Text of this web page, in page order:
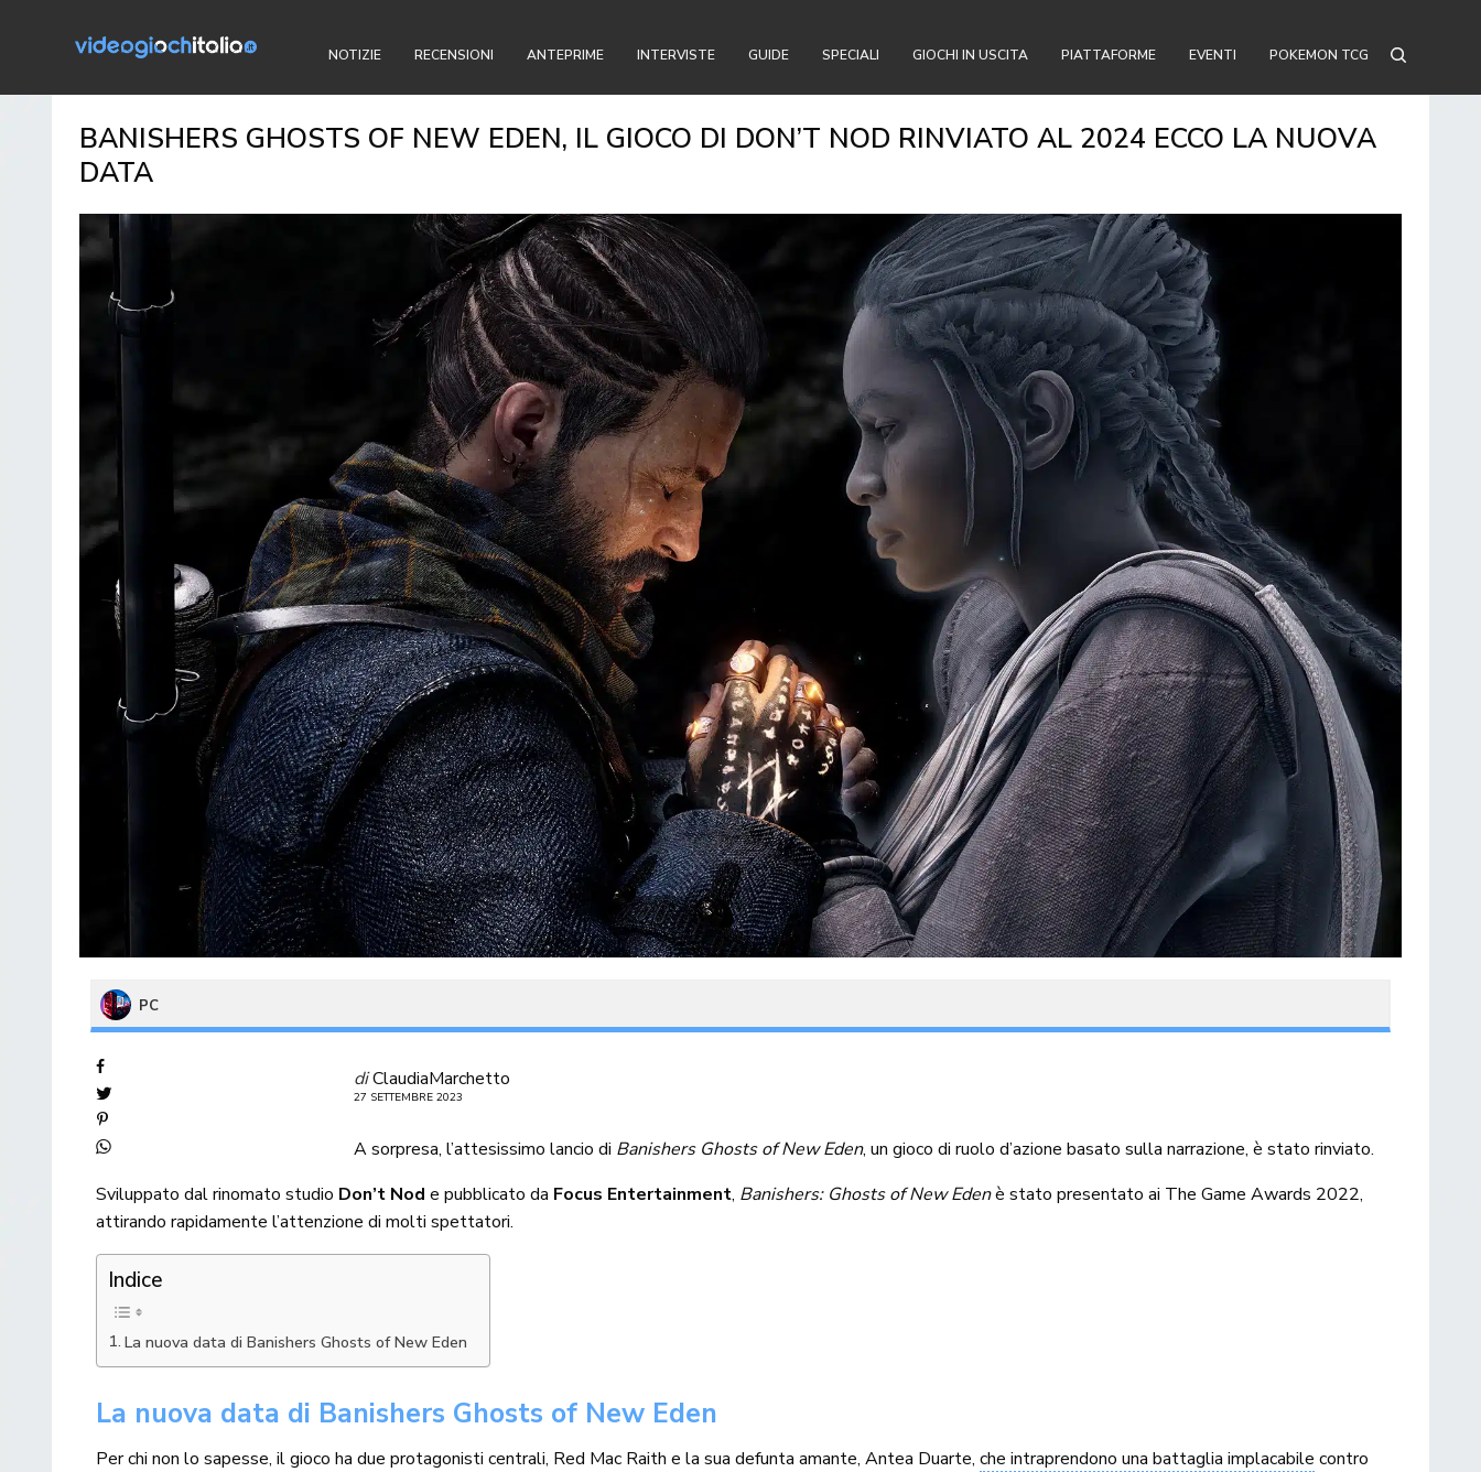
NOTIZIE RECENSIONI ANTEPRIME INTERVISTE GUIDE SPECIALI GIOCHI IN USCITA PIATTAFORME EVENTI POKEMON TCG
BANISHERS GHOSTS OF NEW EDEN, IL GIOCO DI DON’T NOD RINVIATO AL 2024 ECCO LA NUOVA
DATA
PC
diClaudiaMarchetto
27 SETTEMBRE 2023
A sorpresa, l’attesissimo lancio di Banishers Ghosts of New Eden, un gioco di ruolo d’azione basato sulla narrazione, è stato rinviato.
Sviluppato dal rinomato studio Don’t Nod e pubblicato da Focus Entertainment, Banishers: Ghosts of New Edenè stato presentato ai The Game Awards 2022,
attirando rapidamente l’attenzione di molti spettatori.
Indice
La nuova data di Banishers Ghosts of New Eden
La nuova data di Banishers Ghosts of New Eden
Per chi non lo sapesse, il gioco ha due protagonisti centrali, Red Mac Raith e la sua defunta amante, Antea Duarte,che intraprendono una battaglia implacabile contro